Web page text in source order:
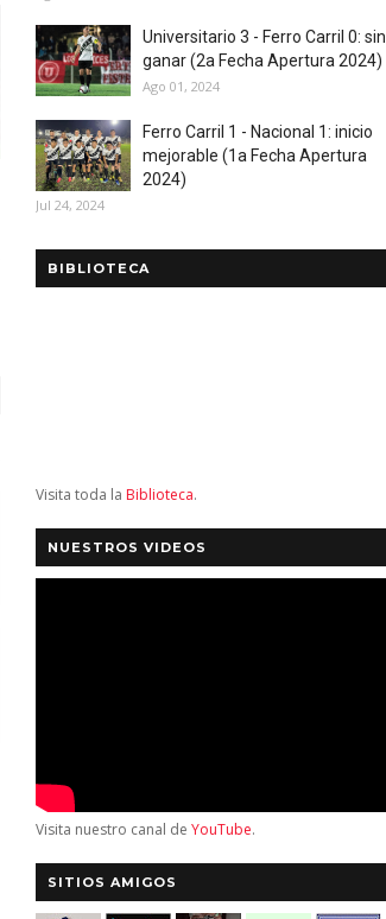
Universitario 3 - Ferro Carril 0: sin
ganar (2a Fecha Apertura 2024)
Ago 01, 2024
Ferro Carril 1 - Nacional 1: inicio
mejorable (1a Fecha Apertura
2024)
Jul 24, 2024
BIBLIOTECA
Visita toda la Biblioteca.
NUESTROS VIDEOS
Visita nuestro canal de YouTube.
SITIOS AMIGOS